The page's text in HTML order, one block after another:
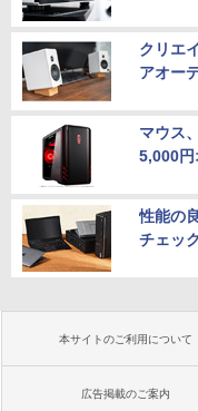
クリエ
アオー
マウス
5,000円
性能の
チェッ
本サイトのご利用について
広告掲載のご案内